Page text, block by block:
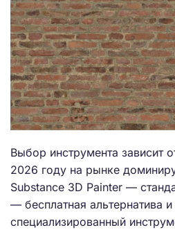
Выбор инструмента зависит
2026 году на рынке
Substance 3D Painter —
— бесплатная альтернатива
специализированный